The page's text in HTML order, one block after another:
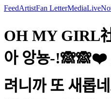
FeedArtistFan LetterMediaLive
OH MY GIRL
아 앙뇽-!🙈🙈❤️
려니까 또 새롭